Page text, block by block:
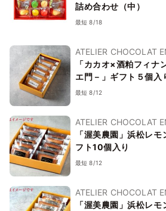
詰め合わせ（中）
最短 8/18
ATELIER CHOCOLAT
「カカオ×酒粕フィナ
エ門－」ギフト５個入
最短 8/12
ATELIER CHOCOLAT
「渥美農園」浜松レ
フト10個入り
最短 8/12
ATELIER CHOCOLAT
「渥美農園」浜松レ